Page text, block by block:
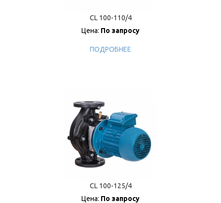
CL 100-110/4
Цена: По запросу
ПОДРОБНЕЕ
CL 100-125/4
Цена: По запросу